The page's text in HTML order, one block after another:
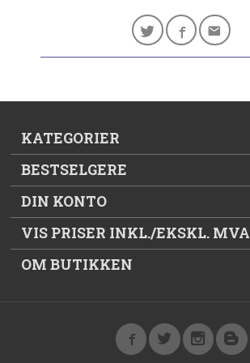
KATEGORIER
BESTSELGERE
DIN KONTO
VIS PRISER INKL./EKSKL. MVA
OM BUTIKKEN